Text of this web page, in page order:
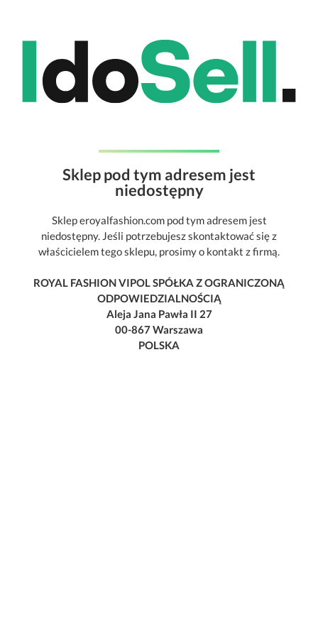
Sklep pod tym adresem jest
niedostępny
Sklep eroyalfashion.com pod tym adresem jest
niedostępny. Jeśli potrzebujesz skontaktować się z
właścicielem tego sklepu, prosimy o kontakt z firmą.
ROYAL FASHION VIPOL SPÓŁKA Z OGRANICZONĄ
ODPOWIEDZIALNOŚCIĄ
Aleja Jana Pawła II 27
00-867 Warszawa
POLSKA